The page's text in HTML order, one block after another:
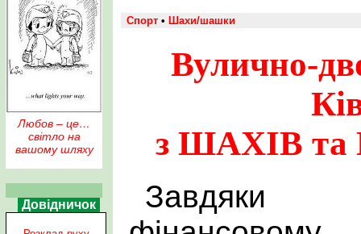
Любов – це…
світло на
вашому шляху
Довідничок
Спорт • Шахи/шашки
Вулично-
з ШАХІВ
Завдяки